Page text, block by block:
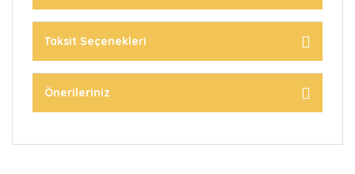
Taksit Seçenekleri
Önerileriniz